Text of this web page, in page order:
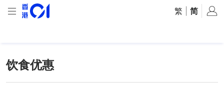
繁 简
饮食优惠